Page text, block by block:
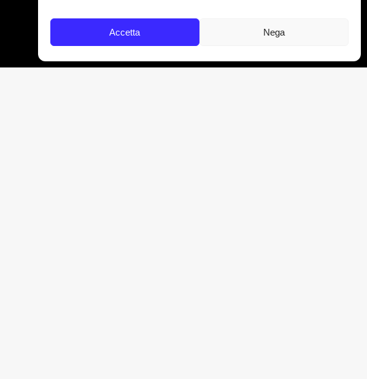
Accetta Nega
RESTA AGGIORNATO